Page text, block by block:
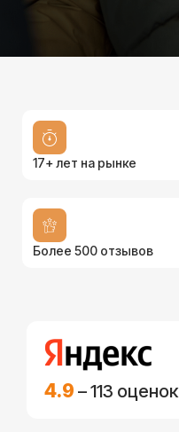
17+ лет на рынке
Более 500 отзывов
4.9 – 113 оценок